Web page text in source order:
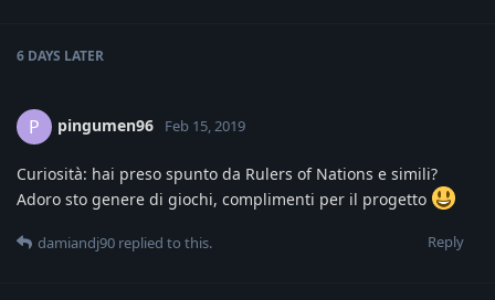
6 DAYS LATER
P pingumen96 Feb 15, 2019
Curiosità: hai preso spunto da Rulers of Nations e simili?
Adoro sto genere di giochi, complimenti per il progetto
Reply
damiandj90 replied to this.